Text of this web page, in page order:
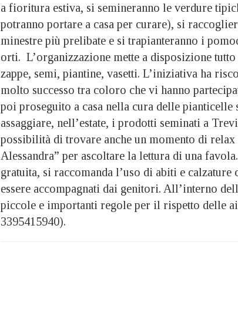
a fioritura estiva, si semineranno le verdure
potranno portare a casa per curare), si
minestre più prelibate e si trapianteranno i
orti. L’organizzazione mette a disposizione
zappe, semi, piantine, vasetti. L’iniziativa ha
molto successo tra coloro che vi hanno
poi proseguito a casa nella cura delle pianticelle
assaggiare, nell’estate, i prodotti seminati a
possibilità di trovare anche un momento di
Alessandra” per ascoltare la lettura di una
gratuita, si raccomanda l’uso di abiti e
essere accompagnati dai genitori. All’interno
piccole e importanti regole per il rispetto delle
3395415940).